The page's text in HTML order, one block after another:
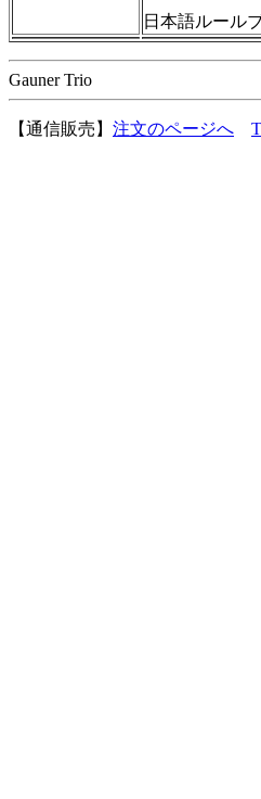
日本語ルール
Gauner Trio
【通信販売】 注文のページへ